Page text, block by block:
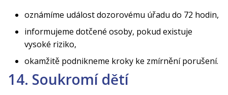
oznámíme událost dozorovému úřadu do 72 hodin,
informujeme dotčené osoby, pokud existuje
vysoké riziko,
okamžitě podnikneme kroky ke zmírnění porušení.
14. Soukromí dětí